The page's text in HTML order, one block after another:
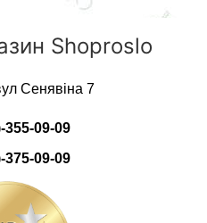
Shoproslo
Сенявіна 7
355-09-09
375-09-09